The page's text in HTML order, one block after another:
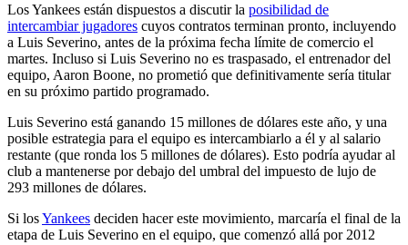
Los Yankees están dispuestos a discutir la posibilidad de
intercambiar jugadores cuyos contratos terminan pronto, incluyendo
a Luis Severino, antes de la próxima fecha límite de comercio el
martes. Incluso si Luis Severino no es traspasado, el entrenador del
equipo, Aaron Boone, no prometió que definitivamente sería titular
en su próximo partido programado.
Luis Severino está ganando 15 millones de dólares este año, y una
posible estrategia para el equipo es intercambiarlo a él y al salario
restante (que ronda los 5 millones de dólares). Esto podría ayudar al
club a mantenerse por debajo del umbral del impuesto de lujo de
293 millones de dólares.
Si losYankees deciden hacer este movimiento, marcaría el final de la
etapa de Luis Severino en el equipo, que comenzó allá por 2012